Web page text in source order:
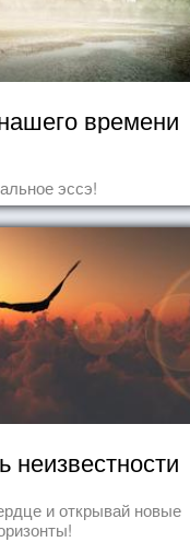
времени
эссэ!
неизвестности
и открывай новые